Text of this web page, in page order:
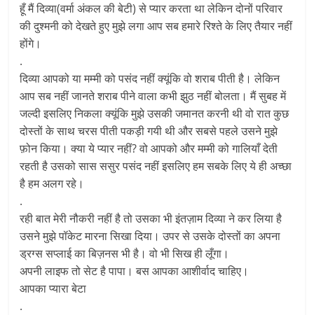
हूँ मैं दिव्या(वर्मा अंकल की बेटी) से प्यार करता था लेकिन दोनों परिवार
की दुश्मनी को देखते हुए मुझे लगा आप सब हमारे रिश्ते के लिए तैयार नहीं
होंगे।
.
दिव्या आपको या मम्मी को पसंद नहीं क्यूंकि वो शराब पीती है। लेकिन
आप सब नहीं जानते शराब पीने वाला कभी झुठ नहीं बोलता। मैं सुबह में
जल्दी इसलिए निकला क्यूंकि मुझे उसकी जमानत करनी थी वो रात कुछ
दोस्तों के साथ चरस पीती पकड़ी गयी थी और सबसे पहले उसने मुझे
फ़ोन किया। क्या ये प्यार नहीं? वो आपको और मम्मी को गालियाँ देती
रहती है उसको सास ससुर पसंद नहीं इसलिए हम सबके लिए ये ही अच्छा
है हम अलग रहे।
.
रही बात मेरी नौकरी नहीं है तो उसका भी इंतज़ाम दिव्या ने कर लिया है
उसने मुझे पॉकेट मारना सिखा दिया। उपर से उसके दोस्तों का अपना
ड्रग्स सप्लाई का बिज़नस भी है। वो भी सिख ही लूँगा।
अपनी लाइफ तो सेट है पापा। बस आपका आशीर्वाद चाहिए।
आपका प्यारा बेटा
.